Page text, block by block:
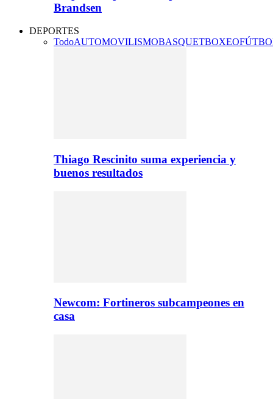
Brandsen
DEPORTES
TodoAUTOMOVILISMOBASQUETBOXEO
Thiago Rescinito suma experiencia y
buenos resultados
Newcom: Fortineros subcampeones en
casa